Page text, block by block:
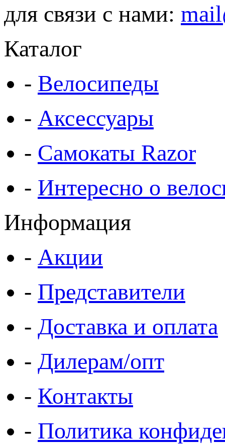
для связи с нами:
Каталог
- Велосипеды
- Аксессуары
- Самокаты Razor
- Интересно о
Информация
- Акции
- Представители
- Доставка и оплата
- Дилерам/опт
- Контакты
- Политика